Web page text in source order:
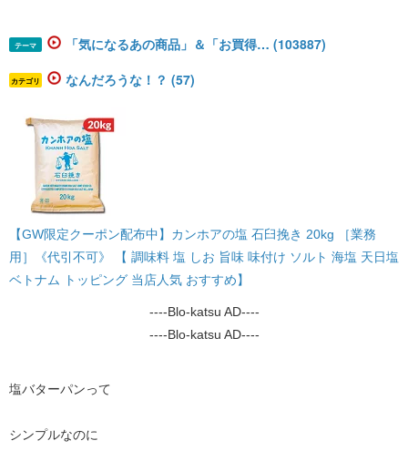
テーマ 「気になるあの商品」＆「お買得… (103887)
カテゴリ なんだろうな！？ (57)
【GW限定クーポン配布中】カンホアの塩 石臼挽き 20kg ［業務
用］《代引不可》 【 調味料 塩 しお 旨味 味付け ソルト 海塩 天日塩
ベトナム トッピング 当店人気 おすすめ】
----Blo-katsu AD----
----Blo-katsu AD----
塩バターパンって
シンプルなのに